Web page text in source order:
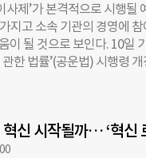
사제’가 본격적으로 시행될
지고 소속 기관의 경영에
이 될 것으로 보인다. 10일
한 법률’(공운법) 시행령
해당 기관에 3년 이상 재직
다. 기관에 근로자 과반수
신 시작될까… ‘혁신